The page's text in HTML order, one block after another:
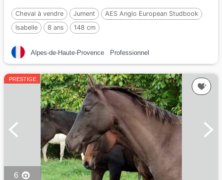
Cheval à vendre Jument
AES Anglo European Studbook
Isabelle
8 ans 148 cm
Alpes-de-Haute-Provence Professionnel
PRESTIGE
6